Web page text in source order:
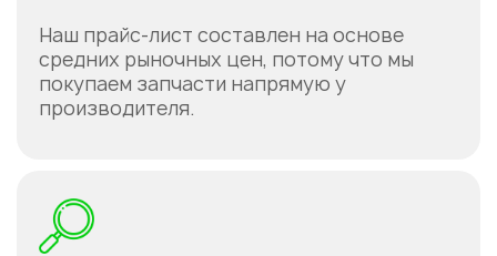
Наш прайс-лист составлен на основе
средних рыночных цен, потому что мы
покупаем запчасти напрямую у
производителя.